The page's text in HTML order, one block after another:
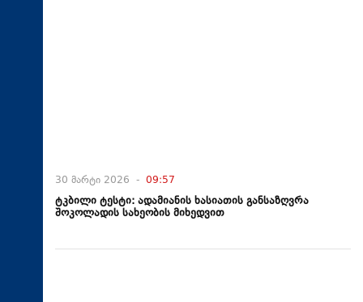
30 მარტი 2026 - 09:57
ტკბილი ტესტი: ადამიანის ხასიათის განსაზღვრა
შოკოლადის სახეობის მიხედვით